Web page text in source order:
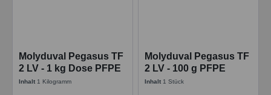
Molyduval Pegasus TF
2 LV - 1 kg Dose PFPE
Hochtemperaturfett
Inhalt 1 Kilogramm
Molyduval Pegasus TF
2 LV - 100 g PFPE
Hochtemperaturfett
Inhalt 1 Stück